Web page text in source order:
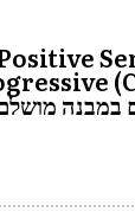
במבנה